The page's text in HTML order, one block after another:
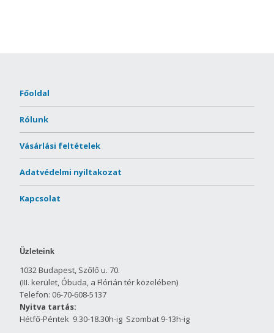
Főoldal
Rólunk
Vásárlási feltételek
Adatvédelmi nyiltakozat
Kapcsolat
Üzleteink
1032 Budapest, Szőlő u. 70.
(III. kerület, Óbuda, a Flórián tér közelében)
Telefon: 06-70-608-5137
Nyitva tartás:
Hétfő-Péntek 9.30-18.30h-ig Szombat 9-13h-ig